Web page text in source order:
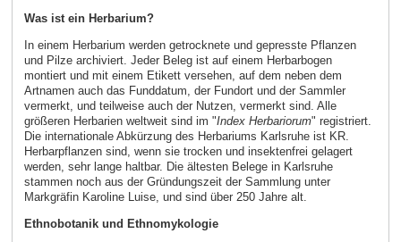
Was ist ein Herbarium?
In einem Herbarium werden getrocknete und gepresste Pflanzen
und Pilze archiviert. Jeder Beleg ist auf einem Herbarbogen
montiert und mit einem Etikett versehen, auf dem neben dem
Artnamen auch das Funddatum, der Fundort und der Sammler
vermerkt, und teilweise auch der Nutzen, vermerkt sind. Alle
größeren Herbarien weltweit sind im "Index Herbariorum" registriert.
Die internationale Abkürzung des Herbariums Karlsruhe ist KR.
Herbarpflanzen sind, wenn sie trocken und insektenfrei gelagert
werden, sehr lange haltbar. Die ältesten Belege in Karlsruhe
stammen noch aus der Gründungszeit der Sammlung unter
Markgräfin Karoline Luise, und sind über 250 Jahre alt.
Ethnobotanik und Ethnomykologie